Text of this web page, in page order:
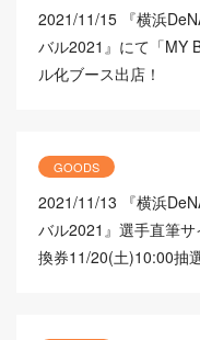
2021/11/15 『横浜
バル2021』にて「MY
ル化ブース出店！
GOODS
2021/11/13
『横浜
バル2021』選手直筆サ
換券11/20(土)10:00抽